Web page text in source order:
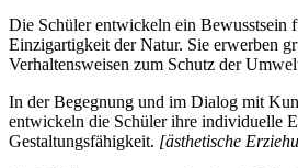
Die Schüler entwickeln ein Bewusstsein
Einzigartigkeit der Natur. Sie erwerben
Verhaltensweisen zum Schutz der
In der Begegnung und im Dialog mit
entwickeln die Schüler ihre individuelle
Gestaltungsfähigkeit. [ästhetische